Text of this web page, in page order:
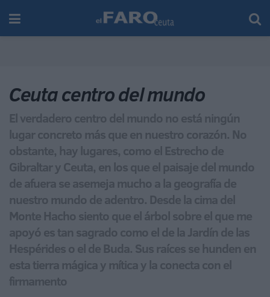
Ceuta centro del mundo
El verdadero centro del mundo no está ningún
lugar concreto más que en nuestro corazón. No
obstante, hay lugares, como el Estrecho de
Gibraltar y Ceuta, en los que el paisaje del mundo
de afuera se asemeja mucho a la geografía de
nuestro mundo de adentro. Desde la cima del
Monte Hacho siento que el árbol sobre el que me
apoyó es tan sagrado como el de la Jardín de las
Hespérides o el de Buda. Sus raíces se hunden en
esta tierra mágica y mítica y la conecta con el
firmamento